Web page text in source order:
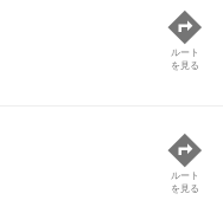
ルート
を見る
ルート
を見る